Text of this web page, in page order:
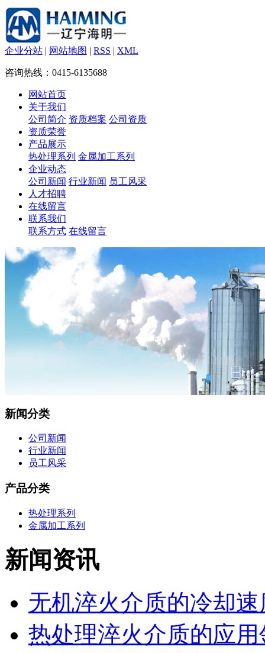
企业分站 | 网站地图 | RSS | XML
咨询热线：0415-6135688
网站首页
关于我们
公司简介 资质档案 公司资质
资质荣誉
产品展示
热处理系列 金属加工系列
企业动态
公司新闻 行业新闻 员工风采
人才招聘
在线留言
联系我们
联系方式 在线留言
新闻分类
公司新闻
行业新闻
员工风采
产品分类
热处理系列
金属加工系列
新闻资讯
无机淬火介质的冷却
热处理淬火介质的应用